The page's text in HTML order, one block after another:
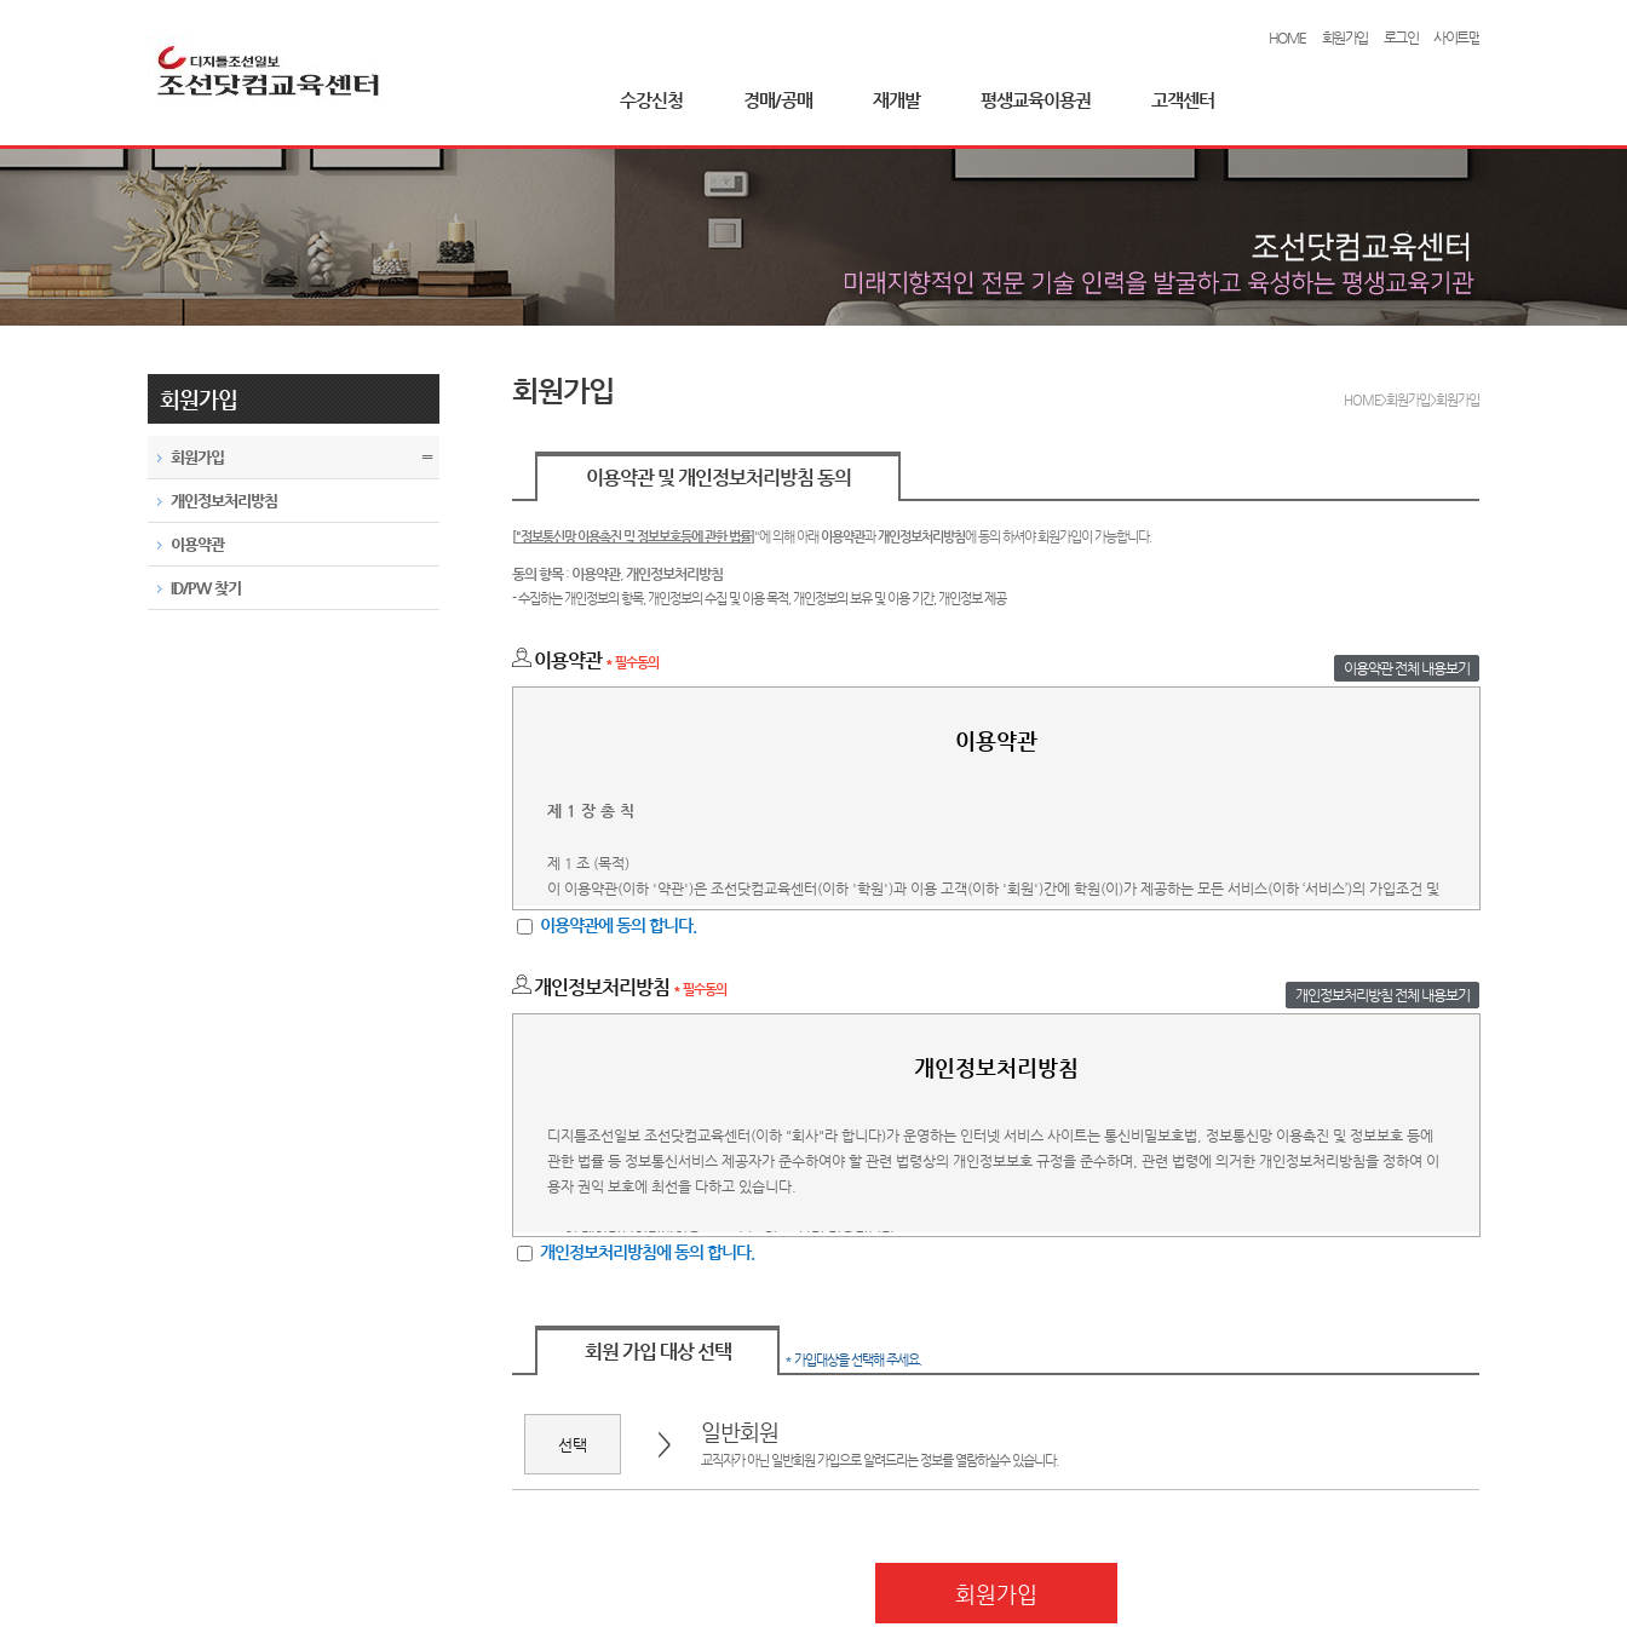
HOME 회원가입 로그인 사이트맵
수강신청 경매/공매 재개발 평생교육이용권 고객센터
회원가입
회원가입 〓
개인정보처리방침
이용약관
ID/PW 찾기
회원가입 HOME>회원가입>회원가입
이용약관 및 개인정보처리방침 동의
["정보통신망 이용촉진 및 정보보호등에 관한 법률]"에 의해 아래 이용약관과개인정보처리방침에 동의 하셔야 회원가입이 가능합니다.
동의 항목: 이용약관, 개인정보처리방침
- 수집하는 개인정보의 항목, 개인정보의 수집 및 이용 목적, 개인정보의 보유 및 이용 기간, 개인정보 제공
이용약관 * 필수동의 이용약관 전체 내용보기
이용약관에 동의 합니다.
개인정보처리방침 * 필수동의 개인정보처리방침 전체 내용보기
개인정보처리방침에 동의 합니다.
회원 가입 대상 선택 * 가입대상을 선택해 주세요.
> 일반회원
교직자가 아닌 일반회원 가입으로 알려드리는 정보를 열람하실수 있습니다.